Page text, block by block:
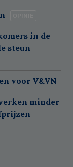
in de
steun
voor V&VN
minder